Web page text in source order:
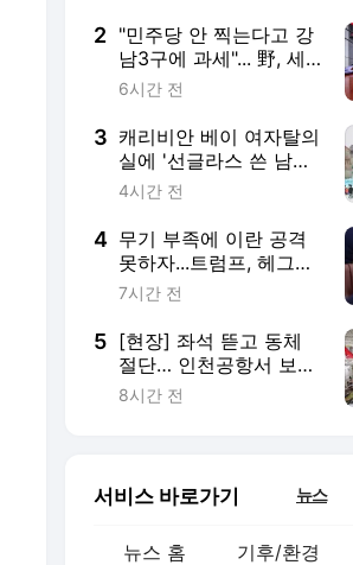
2 "민주당 안 찍는다고 강
남3구에 과세"... 野, 세
제 개편안 총공세
6시간 전
3 캐리비안 베이 여자탈의
실에 '선글라스 쓴 남성'
신고, 경찰 추적
4시간 전
4 무기 부족에 이란 공격
못하자...트럼프, 헤그세
스에 불만 ‘폭발’
7시간 전
5 [현장] 좌석 뜯고 동체
절단… 인천공항서 보잉
777이 100톤 화물기로
8시간 전
서비스 바로가기 뉴스
뉴스 홈 기후/환경